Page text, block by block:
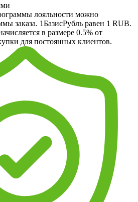
лояльности можно
заказа. 1БазисРубль равен 1 RUB.
в размере 0.5% от
для постоянных клиентов.